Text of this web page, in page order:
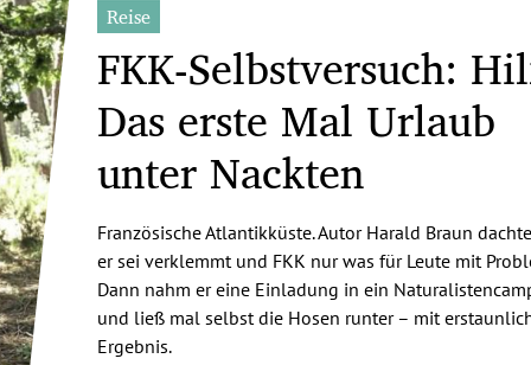
Reise
FKK-Selbstversuch:
Das erste Mal Urlaub
unter Nackten
Französische Atlantikküste. Autor Harald Braun
er sei verklemmt und FKK nur was für Leute mit
Dann nahm er eine Einladung in ein
und ließ mal selbst die Hosen runter – mit
Ergebnis.